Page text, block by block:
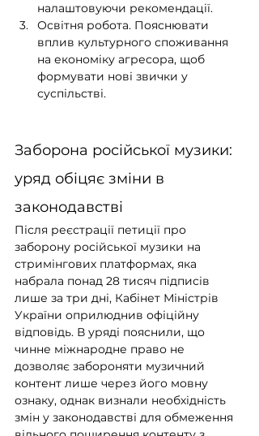
налаштовуючи рекомендації.
Освітня робота. Пояснювати
вплив культурного споживання
на економіку агресора, щоб
формувати нові звички у
суспільстві.
Заборона російської музики:
уряд обіцяє зміни в
законодавстві
Після реєстрації петиції про
заборону російської музики на
стримінгових платформах, яка
набрала понад 28 тисяч підписів
лише за три дні, Кабінет Міністрів
України оприлюднив офіційну
відповідь. В уряді пояснили, що
чинне міжнародне право не
дозволяє забороняти музичний
контент лише через його мовну
ознаку, однак визнали необхідність
змін у законодавстві для обмеження